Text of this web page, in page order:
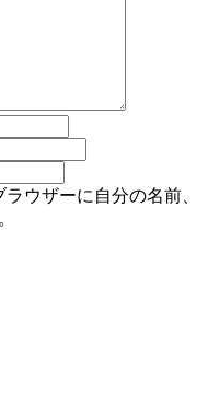
ウザーに自分の名前、